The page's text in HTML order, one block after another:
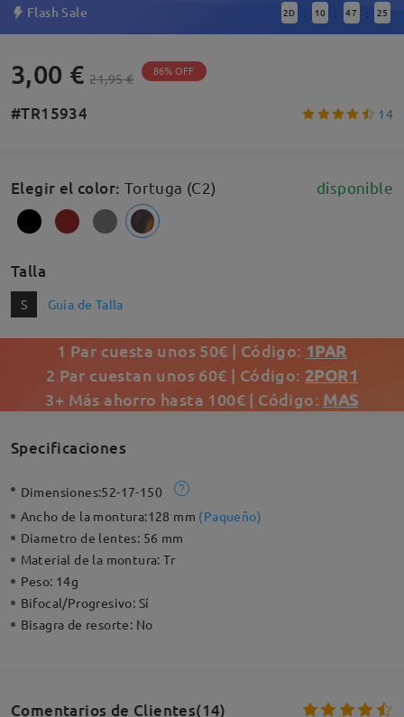
Flash Sale 2D : 10 : 47 : 24
3,00 € 21,95 € 86% OFF
#TR15934 14
Elegir el color: Tortuga (C2) disponible
Talla
S Guía de Talla
1 Par cuesta unos 50€ | Código: 1PAR
2 Par cuestan unos 60€ | Código: 2POR1
3+ Más ahorro hasta 100€ | Código: MAS
Specificaciones
Dimensiones:52-17-150
Ancho de la montura:128 mm (Paqueño)
Diametro de lentes: 56 mm
Material de la montura:Tr
Peso: 14g
Bifocal/Progresivo: Sí
Bisagra de resorte: No
Comentarios de Clientes(14)